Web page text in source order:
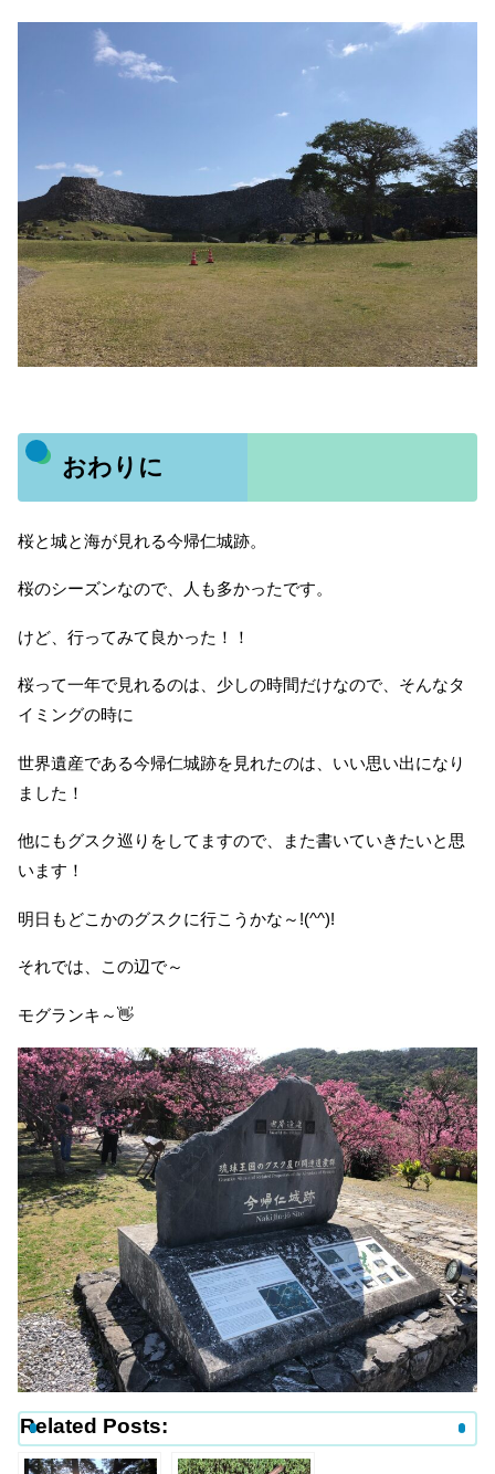
おわりに
桜と城と海が見れる今帰仁城跡。
桜のシーズンなので、人も多かったです。
けど、行ってみて良かった！！
桜って一年で見れるのは、少しの時間だけなので、そんなタ
イミングの時に
世界遺産である今帰仁城跡を見れたのは、いい思い出になり
ました！
他にもグスク巡りをしてますので、また書いていきたいと思
います！
明日もどこかのグスクに行こうかな～!(^^)!
それでは、この辺で～
モグランキ～👋
Related Posts: